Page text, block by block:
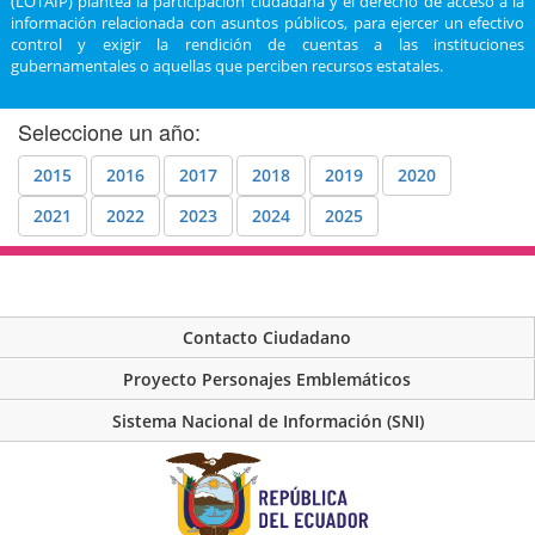
información relacionada con asuntos públicos, para ejercer un efectivo
control y exigir la rendición de cuentas a las instituciones
gubernamentales o aquellas que perciben recursos estatales.
Seleccione un año:
2015 2016 2017 2018 2019
2020
2021
2022 2023 2024 2025
Contacto Ciudadano
Proyecto Personajes Emblemáticos
Sistema Nacional de Información (SNI)